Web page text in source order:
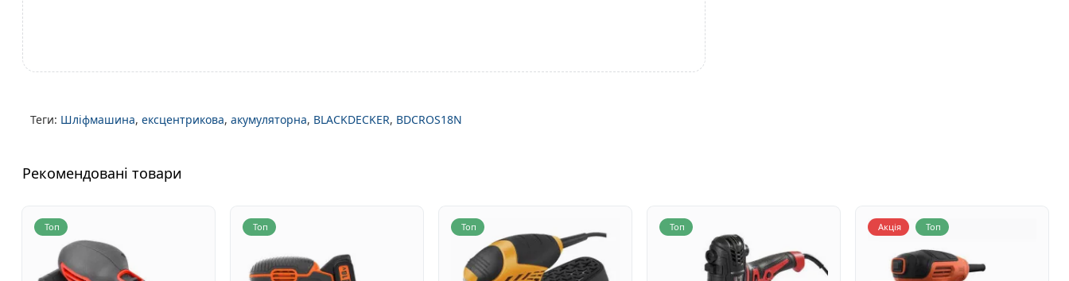
Теги: Шліфмашина, ексцентрикова, акумуляторна, BLACKDECKER, BDCROS18N
Рекомендовані товари
Топ Топ Топ Топ Акція Топ